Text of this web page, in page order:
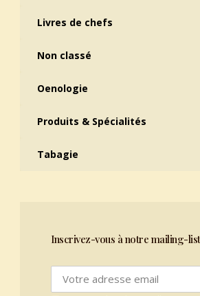
Livres de chefs
Non classé
Oenologie
Produits & Spécialités
Tabagie
Inscrivez-vous à notre mailing-